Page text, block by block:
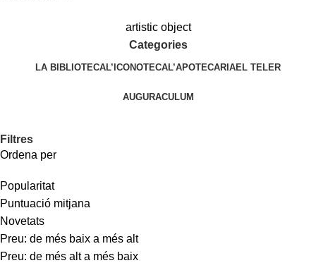
artistic object
Categories
LA BIBLIOTECAL’ICONOTECAL’APOTECARIAEL TELER
AUGURACULUM
Filtres
Ordena per
Popularitat
Puntuació mitjana
Novetats
Preu: de més baix a més alt
Preu: de més alt a més baix